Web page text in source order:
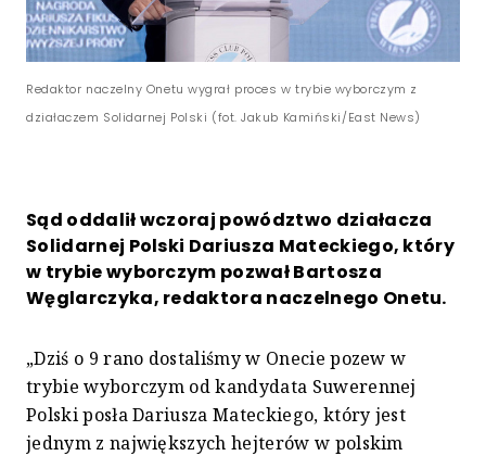
Redaktor naczelny Onetu wygrał proces w trybie wyborczym z
działaczem Solidarnej Polski (fot. Jakub Kamiński/East News)
Sąd oddalił wczoraj powództwo działacza
Solidarnej Polski Dariusza Mateckiego, który
w trybie wyborczym pozwał Bartosza
Węglarczyka, redaktora naczelnego Onetu.
„Dziś o 9 rano dostaliśmy w Onecie pozew w
trybie wyborczym od kandydata Suwerennej
Polski posła Dariusza Mateckiego, który jest
jednym z największych hejterów w polskim